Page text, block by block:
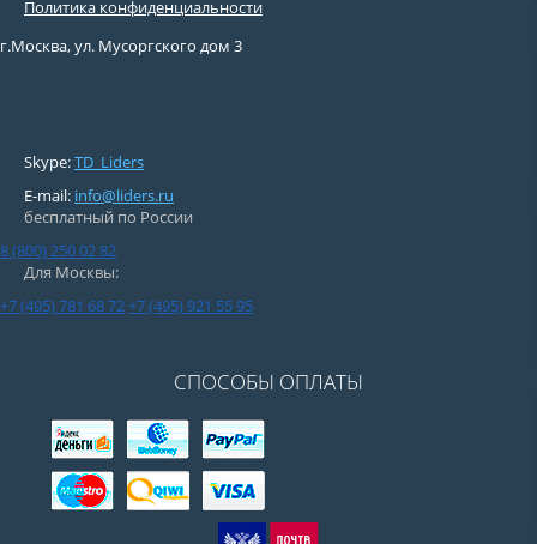
Политика конфиденциальности
г.Москва, ул. Мусоргского дом 3
Skype:TD_Liders
E-mail: info@liders.ru
бесплатный по России
8 (800) 250 02 82
Для Москвы:
+7 (495) 781 68 72+7 (495) 921 55 95
СПОСОБЫ ОПЛАТЫ